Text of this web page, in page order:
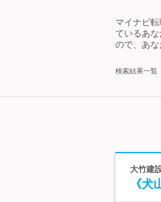
マイナビ
ているあ
ので、あ
検索結果一覧
大竹建
《